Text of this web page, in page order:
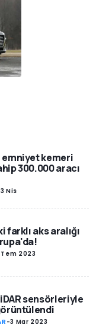
emniyet kemeri
300.000 aracı
Nis
farklı aks aralığı
Tem 2023
sensörleriyle
-3 Mar 2023